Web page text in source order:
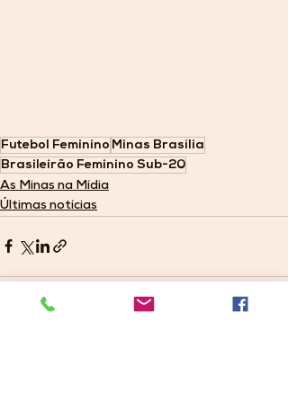
Futebol Feminino Minas Brasília
Brasileirão Feminino Sub-20
As Minas na Mídia
Últimas notícias